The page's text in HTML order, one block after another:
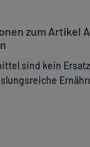
zum Artikel
sind kein